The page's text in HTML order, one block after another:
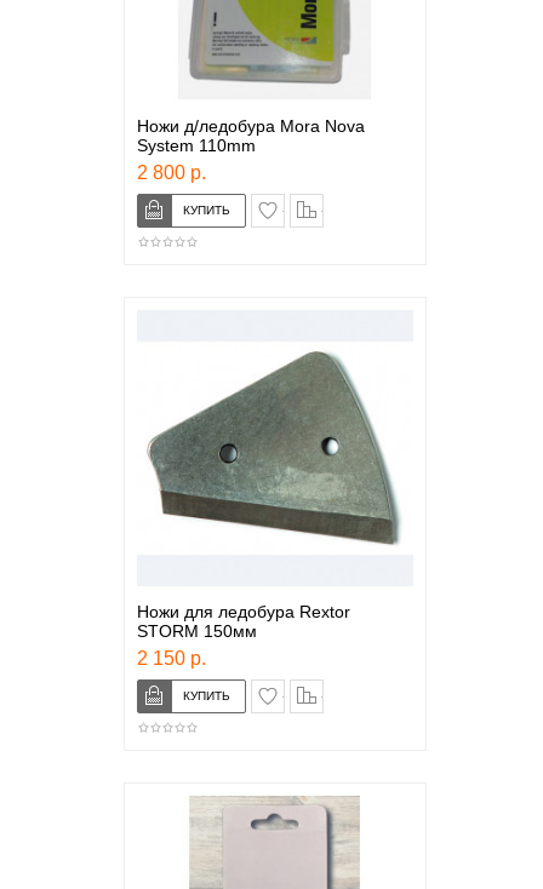
Ножи д/ледобура Mora Nova
System 110mm
2 800 р.
в закладки
Ножи для ледобура Rextor
STORM 150мм
2 150 р.
в закладки